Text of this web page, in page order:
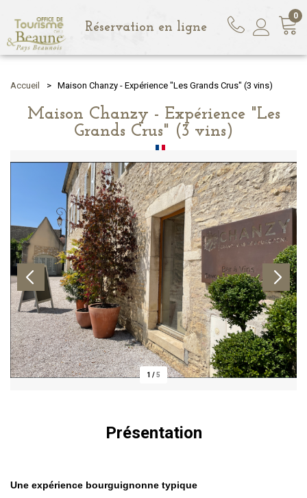
Réservation en ligne
0
Accueil > Maison Chanzy - Expérience "Les Grands Crus" (3 vins)
Maison Chanzy - Expérience "Les
Grands Crus" (3 vins)
1 /5
Présentation
Une expérience bourguignonne typique